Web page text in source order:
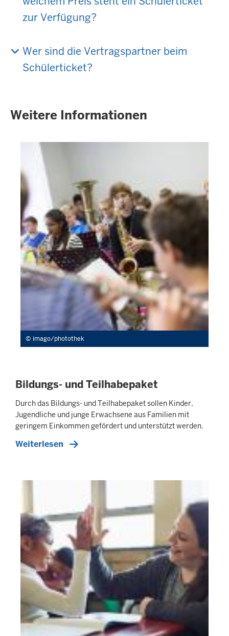
zur Verfügung?
Wer sind die Vertragspartner beim
Schülerticket?
Weitere Informationen
imago/photothek
Bildungs- und Teilhabepaket
Durch das Bildungs- und Teilhabepaket sollen Kinder,
Jugendliche und junge Erwachsene aus Familien mit
geringem Einkommen gefördert und unterstützt werden.
Weiterlesen